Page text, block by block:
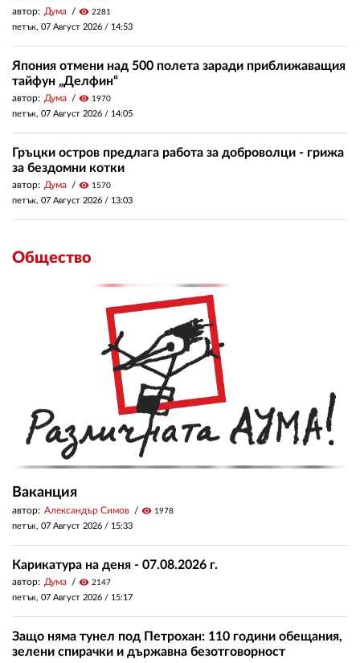
автор: Дума visibility 2281
петък, 07 Август 2026 / 14:53
Япония отмени над 500 полета заради приближаващия
тайфун „Делфин“
автор: Дума visibility 1970
петък, 07 Август 2026 / 14:05
Гръцки остров предлага работа за доброволци - грижа
за бездомни котки
автор: Дума visibility 1570
петък, 07 Август 2026 / 13:03
Общество
Ваканция
автор: Александър Симов visibility 1978
петък, 07 Август 2026 / 15:33
Карикатура на деня - 07.08.2026 г.
автор: Дума visibility 2147
петък, 07 Август 2026 / 15:17
Защо няма тунел под Петрохан: 110 години обещания,
зелени спирачки и държавна безотговорност